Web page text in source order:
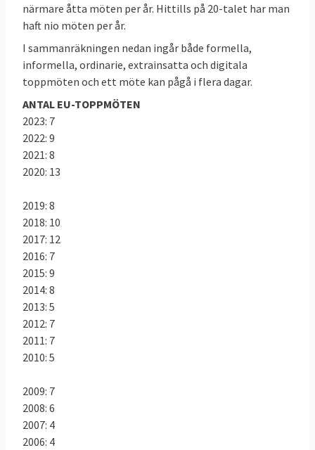
ministrar från varje medlemslands regering
och är en av lagstiftarna i EU. Det ska inte
heller förväxlas medEuroparådetsom är en
internationell mellanstatlig organisation
med främsta uppgift att försvara de
mänskliga rättigheterna i Europa.
närmare åtta möten per år. Hittills på 20-talet har man
haft nio möten per år.
I sammanräkningen nedan ingår både formella,
informella, ordinarie, extrainsatta och digitala
toppmöten och ett möte kan pågå i flera dagar.
ANTAL EU-TOPPMÖTEN
2023: 7
2022: 9
2021: 8
2020: 13
2019: 8
2018: 10
2017: 12
2016: 7
2015: 9
2014: 8
2013: 5
2012: 7
2011: 7
2010: 5
2009: 7
2008: 6
2007: 4
2006: 4